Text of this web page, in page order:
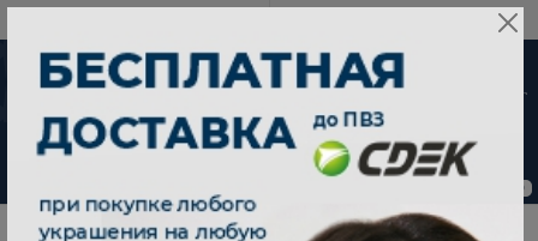
0
от 15 дней с
момента оплаты